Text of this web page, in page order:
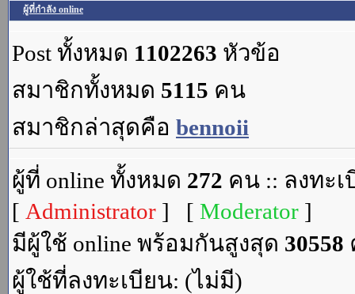
ผู้ที่กำลัง online
Post ทั้งหมด 1102263 หัวข้อ
สมาชิกทั้งหมด 5115 คน
สมาชิกล่าสุดคือ bennoii
ผู้ที่ online ทั้งหมด 272 คน :: ลงทะ
[ Administrator ] [ Moderator ]
มีผู้ใช้ online พร้อมกันสูงสุด 30558
ผู้ใช้ที่ลงทะเบียน: (ไม่มี)